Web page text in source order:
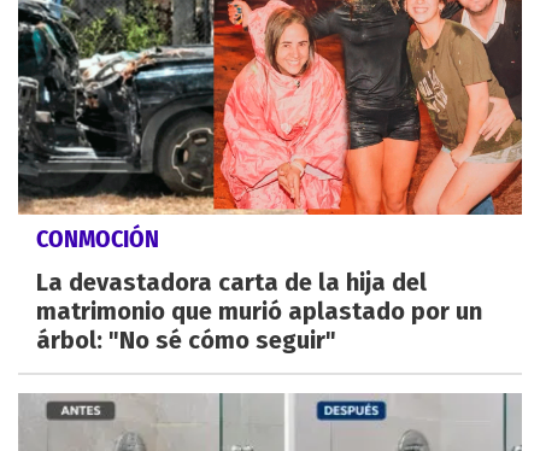
CONMOCIÓN
La devastadora carta de la hija del
matrimonio que murió aplastado por un
árbol: "No sé cómo seguir"